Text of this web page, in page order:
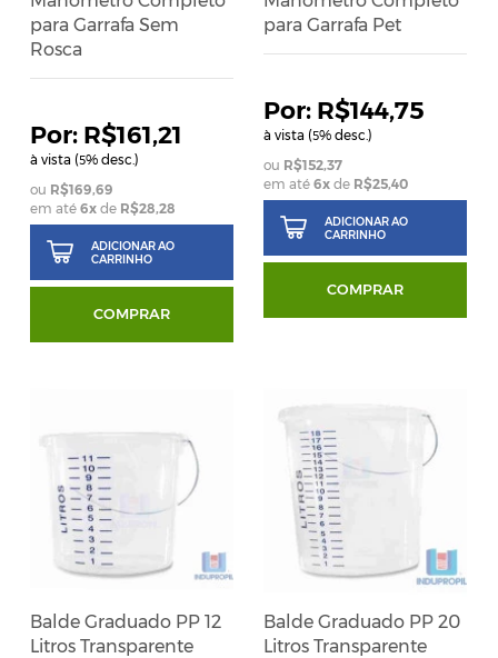
para Garrafa Sem
Rosca
R$161,21
à vista (5% desc.)
R$169,69
em até6x de R$28,28
ADICIONAR AO
CARRINHO
COMPRAR
para Garrafa Pet
R$144,75
à vista (5% desc.)
R$152,37
em até 6xde R$25,40
ADICIONAR AO
CARRINHO
COMPRAR
Balde Graduado PP 12
Litros Transparente
Balde Graduado PP 20
Litros Transparente